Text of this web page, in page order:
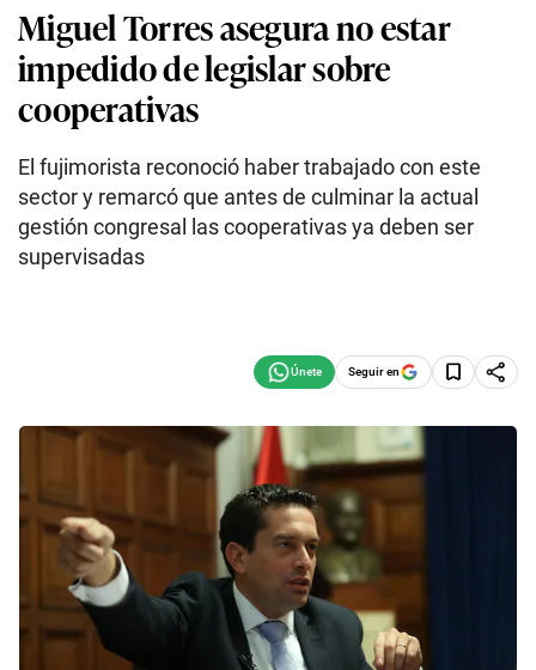
Miguel Torres asegura no estar
impedido de legislar sobre
cooperativas
El fujimorista reconoció haber trabajado con este
sector y remarcó que antes de culminar la actual
gestión congresal las cooperativas ya deben ser
supervisadas
Seguir en